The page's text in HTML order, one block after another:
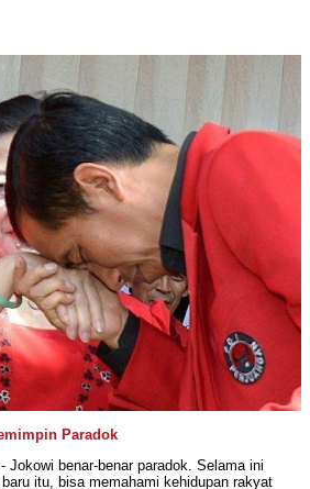
Paradok
Jokowi benar-benar paradok. Selama ini
itu, bisa memahami kehidupan rakyat